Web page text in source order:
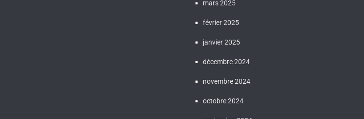
mars 2025
février 2025
janvier 2025
décembre 2024
novembre 2024
octobre 2024